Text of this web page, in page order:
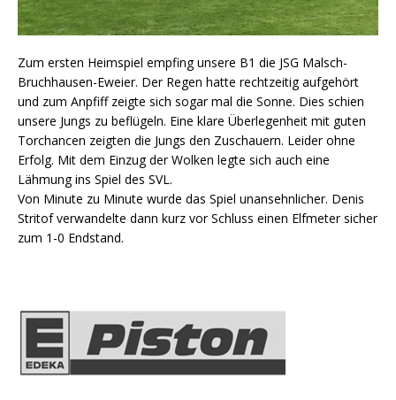
Zum ersten Heimspiel empfing unsere B1 die JSG Malsch-
Bruchhausen-Eweier. Der Regen hatte rechtzeitig aufgehört
und zum Anpfiff zeigte sich sogar mal die Sonne. Dies schien
unsere Jungs zu beflügeln. Eine klare Überlegenheit mit guten
Torchancen zeigten die Jungs den Zuschauern. Leider ohne
Erfolg. Mit dem Einzug der Wolken legte sich auch eine
Lähmung ins Spiel des SVL.
Von Minute zu Minute wurde das Spiel unansehnlicher. Denis
Stritof verwandelte dann kurz vor Schluss einen Elfmeter sicher
zum 1-0 Endstand.